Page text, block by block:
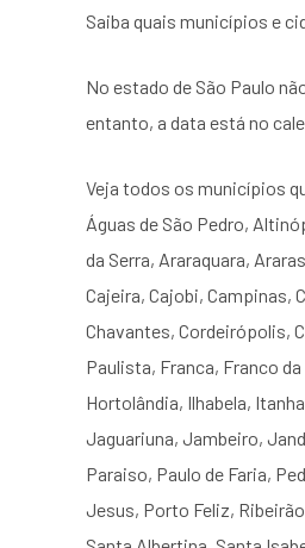
Saiba quais municípios e
No estado de São Paulo
entanto, a data está no
Veja todos os municípios
Águas de São Pedro,
da Serra, Araraquara,
Cajeira, Cajobi, Campinas,
Chavantes, Cordeirópolis,
Paulista, Franca, Franco
Hortolândia, Ilhabela,
Jaguariuna, Jambeiro,
Paraiso, Paulo de Faria,
Jesus, Porto Feliz,